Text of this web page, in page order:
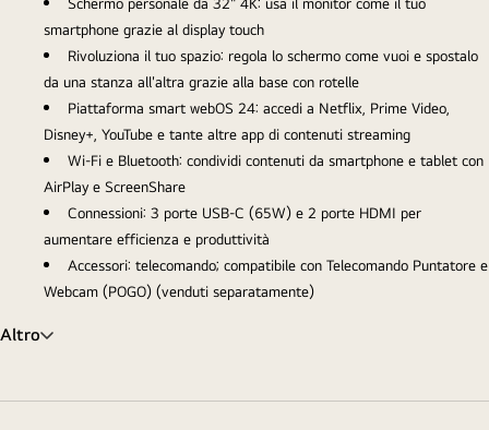
Schermo personale da 32" 4K: usa il monitor come il tuo
smartphone grazie al display touch
Rivoluziona il tuo spazio: regola lo schermo come vuoi e spostalo
da una stanza all'altra grazie alla base con rotelle
Piattaforma smart webOS 24: accedi a Netflix, Prime Video,
Disney+, YouTube e tante altre app di contenuti streaming
Wi-Fi e Bluetooth: condividi contenuti da smartphone e tablet con
AirPlay e ScreenShare
Connessioni: 3 porte USB-C (65W) e 2 porte HDMI per
aumentare efficienza e produttività
Accessori: telecomando; compatibile con Telecomando Puntatore e
Webcam (POGO) (venduti separatamente)
Altro